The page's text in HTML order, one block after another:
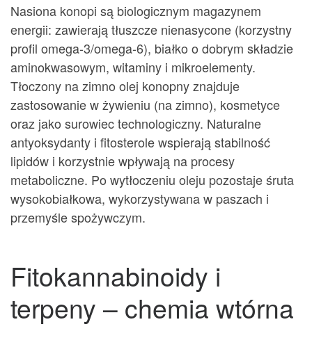
Nasiona konopi są biologicznym magazynem
energii: zawierają tłuszcze nienasycone (korzystny
profil omega-3/omega-6), białko o dobrym składzie
aminokwasowym, witaminy i mikroelementy.
Tłoczony na zimno olej konopny znajduje
zastosowanie w żywieniu (na zimno), kosmetyce
oraz jako surowiec technologiczny. Naturalne
antyoksydanty i fitosterole wspierają stabilność
lipidów i korzystnie wpływają na procesy
metaboliczne. Po wytłoczeniu oleju pozostaje śruta
wysokobiałkowa, wykorzystywana w paszach i
przemyśle spożywczym.
Fitokannabinoidy i
terpeny – chemia wtórna